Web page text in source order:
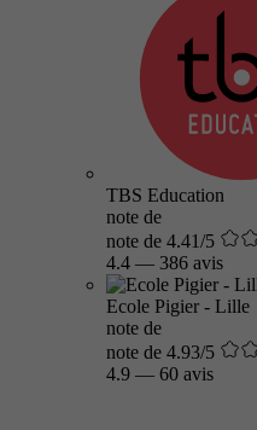
TBS Education
note de
note de 4.41/5
4.4 — 386 avis
Ecole Pigier - Lille
note de
note de 4.93/5
4.9 — 60 avis